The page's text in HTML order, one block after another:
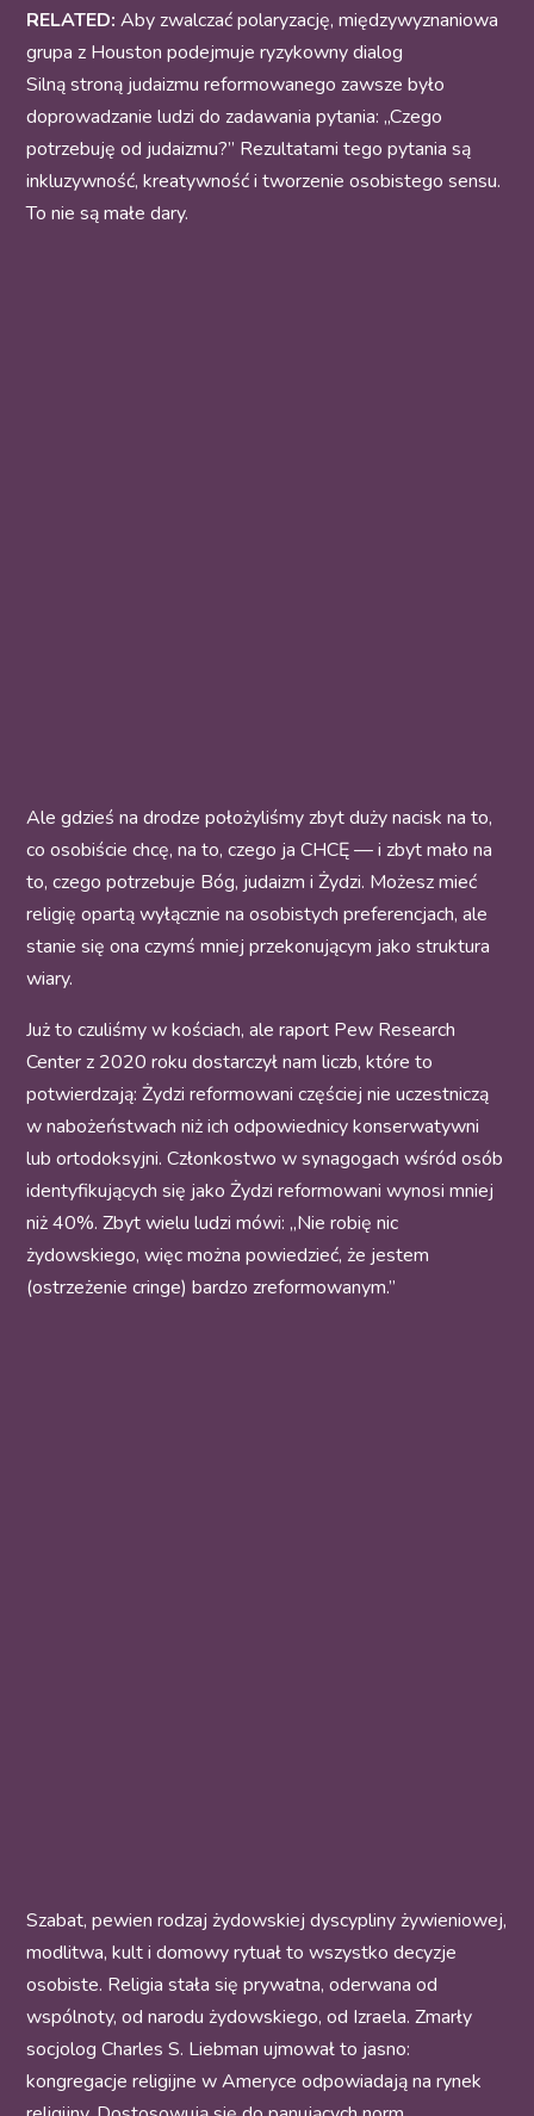
RELATED: Aby zwalczać polaryzację, międzywyznaniowa
grupa z Houston podejmuje ryzykowny dialog
Silną stroną judaizmu reformowanego zawsze było
doprowadzanie ludzi do zadawania pytania: „Czego
potrzebuję od judaizmu?” Rezultatami tego pytania są
inkluzywność, kreatywność i tworzenie osobistego sensu.
To nie są małe dary.
Ale gdzieś na drodze położyliśmy zbyt duży nacisk na to,
co osobiście chcę, na to, czego ja CHCĘ — i zbyt mało na
to, czego potrzebuje Bóg, judaizm i Żydzi. Możesz mieć
religię opartą wyłącznie na osobistych preferencjach, ale
stanie się ona czymś mniej przekonującym jako struktura
wiary.
Już to czuliśmy w kościach, ale raport Pew Research
Center z 2020 roku dostarczył nam liczb, które to
potwierdzają: Żydzi reformowani częściej nie uczestniczą
w nabożeństwach niż ich odpowiednicy konserwatywni
lub ortodoksyjni. Członkostwo w synagogach wśród osób
identyfikujących się jako Żydzi reformowani wynosi mniej
niż 40%. Zbyt wielu ludzi mówi: „Nie robię nic
żydowskiego, więc można powiedzieć, że jestem
(ostrzeżenie cringe) bardzo zreformowanym.”
Szabat, pewien rodzaj żydowskiej dyscypliny żywieniowej,
modlitwa, kult i domowy rytuał to wszystko decyzje
osobiste. Religia stała się prywatna, oderwana od
wspólnoty, od narodu żydowskiego, od Izraela. Zmarły
socjolog Charles S. Liebman ujmował to jasno:
kongregacje religijne w Ameryce odpowiadają na rynek